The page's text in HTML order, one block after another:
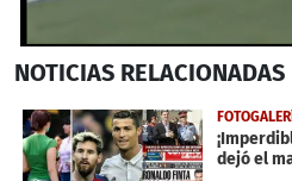
seconds
1
minute,
39
seconds
NOTICIAS RELACIONADAS
dejó el